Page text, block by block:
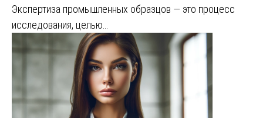
Экспертиза промышленных образцов — это процесс
исследования, целью…